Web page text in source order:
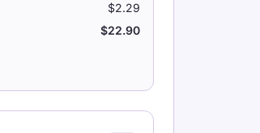
$2.29
$22.90